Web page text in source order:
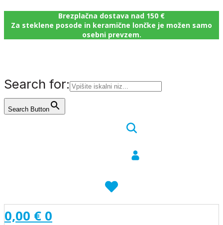
Brezplačna dostava nad 150 €
Za steklene posode in keramične lončke je možen samo
osebni prevzem.
Search for:
Search Button
0,00 € 0